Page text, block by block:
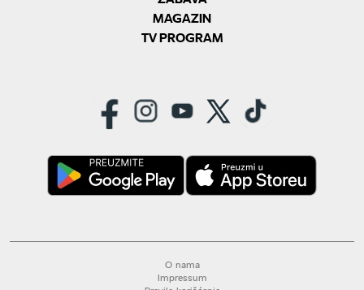
MAGAZIN
TV PROGRAM
O nama
Impressum